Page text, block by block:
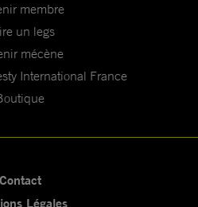
membre
un legs
mécène
International France
Contact
Légales